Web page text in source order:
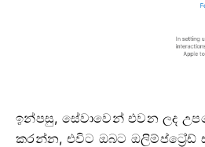
ඉන්පසු, සේවාවෙන් එවන ලද
කරන්න, එවිට ඔබට ඔලිම්ප්ට්‍රේඩ්